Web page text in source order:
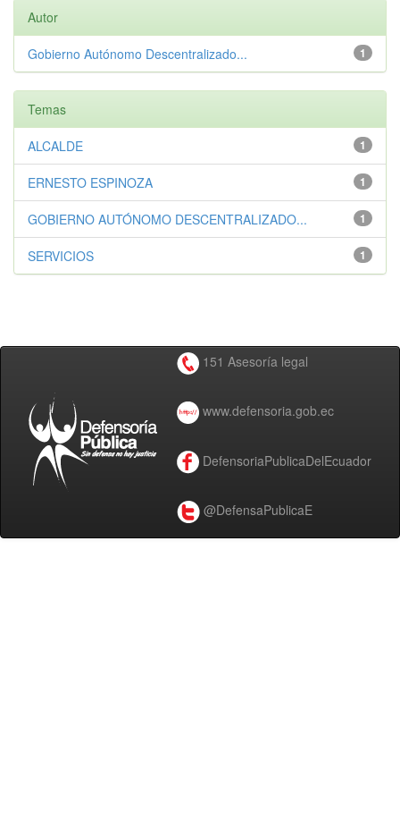
Autor
1
Gobierno Autónomo Descentralizado...
Temas
1
ALCALDE
1
ERNESTO ESPINOZA
1
GOBIERNO AUTÓNOMO DESCENTRALIZADO...
1
SERVICIOS
151 Asesoría legal
www.defensoria.gob.ec
DefensoriaPublicaDelEcuador
@DefensaPublicaE